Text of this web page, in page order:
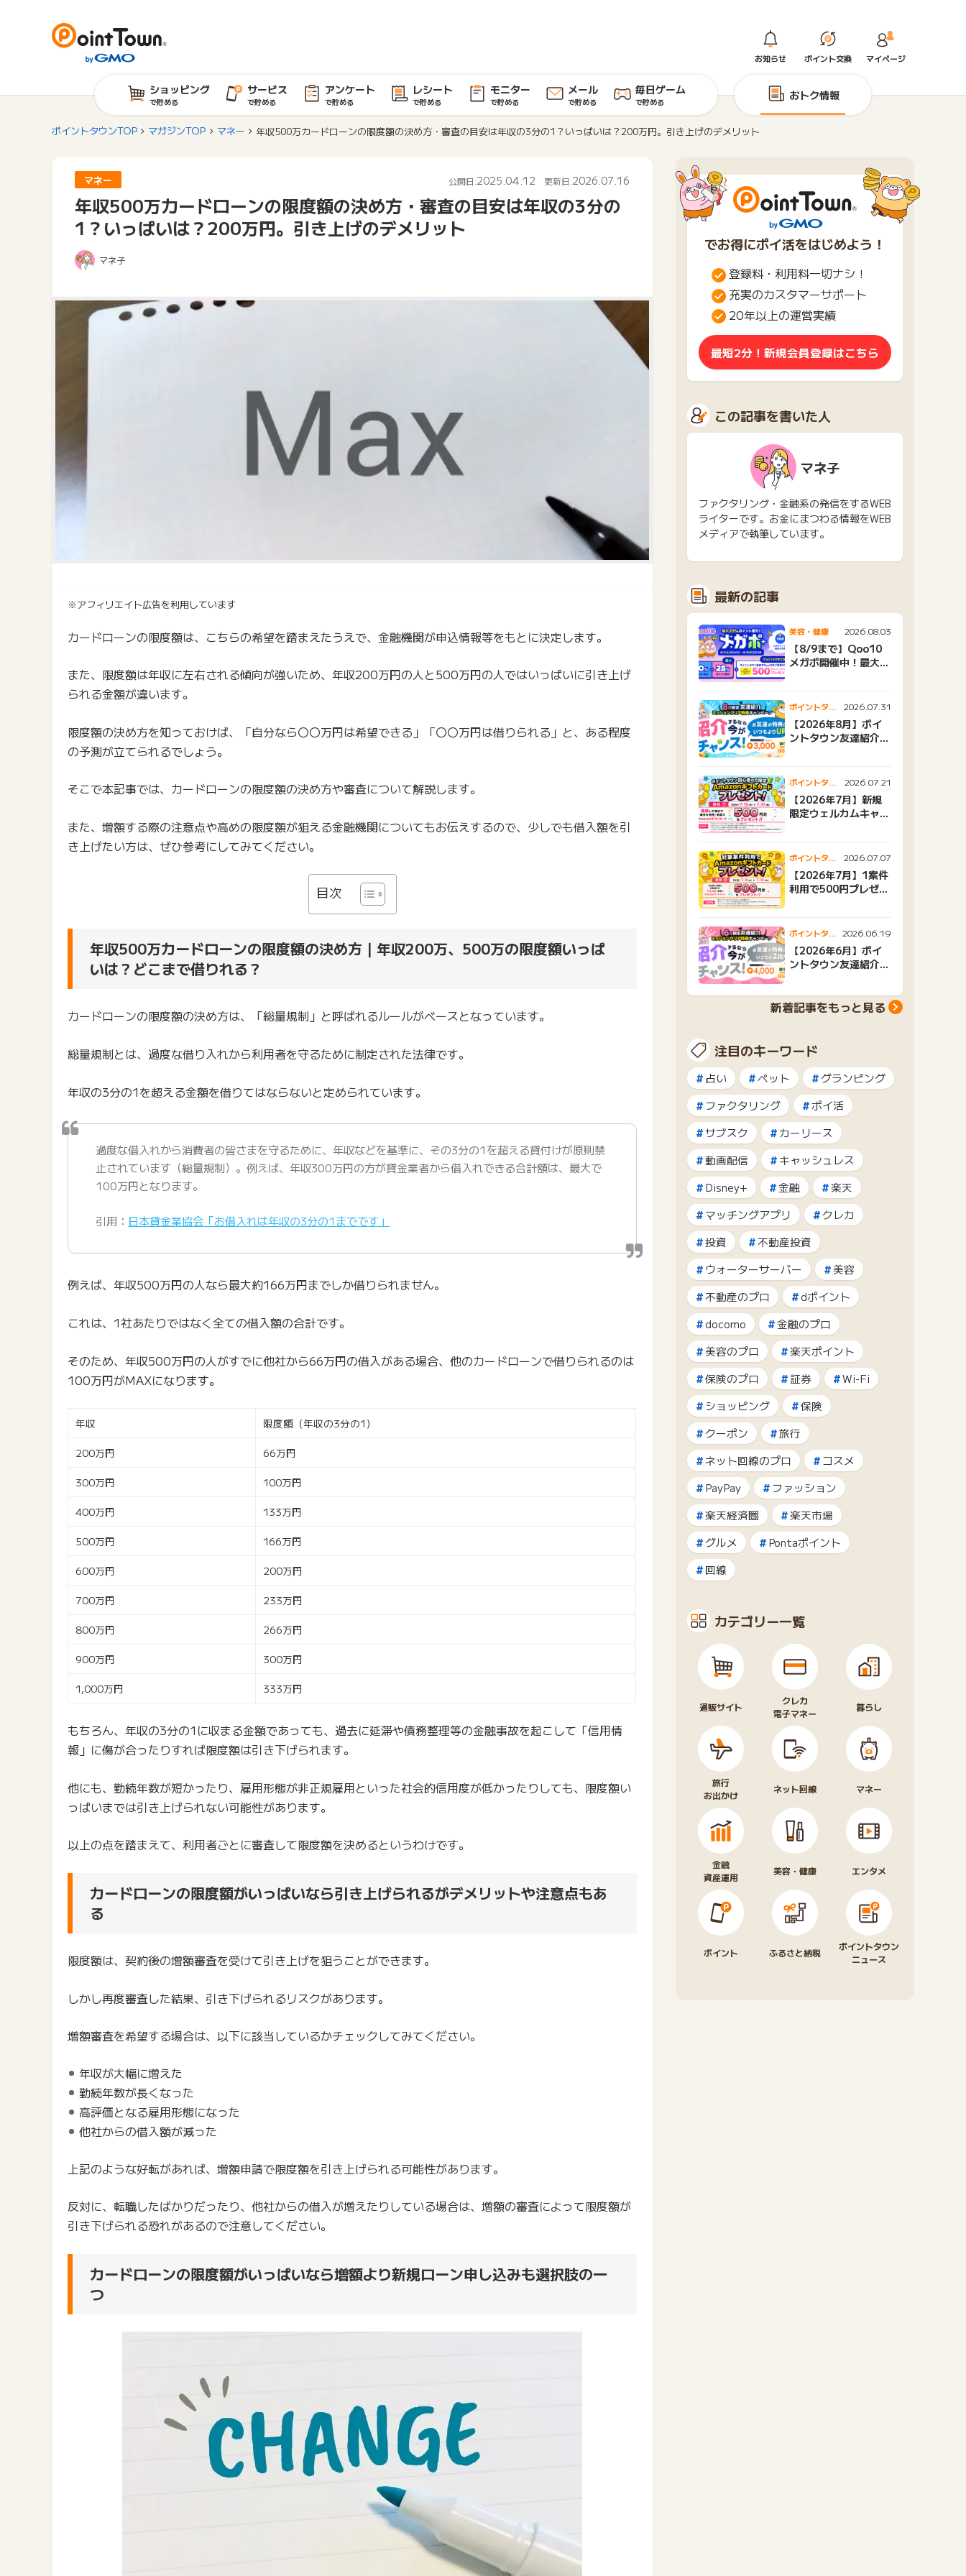
お知らせ ポイント交換 マイページ
ショッピング
で貯める
サービス
で貯める
アンケート
で貯める
レシート
で貯める
モニター
で貯める
メール
で貯める
毎日ゲーム
で貯める おトク情報
ポイントタウンTOP マガジンTOP マネー 年収500万カードローンの限度額の決め方・審査の目安は年収の3分の1？いっぱいは？200万円。引き上げのデメリット
マネー 公開日:2025.04.12 更新日:2026.07.16
年収500万カードローンの限度額の決め方・審査の目安は年収の3分の
1？いっぱいは？200万円。引き上げのデメリット
マネ子
※アフィリエイト広告を利用しています
カードローンの限度額は、こちらの希望を踏まえたうえで、金融機関が申込情報等をもとに決定します。
また、限度額は年収に左右される傾向が強いため、年収200万円の人と500万円の人ではいっぱいに引き上げ
られる金額が違います。
限度額の決め方を知っておけば、「自分なら〇〇万円は希望できる」「〇〇万円は借りられる」と、ある程度
の予測が立てられるでしょう。
そこで本記事では、カードローンの限度額の決め方や審査について解説します。
また、増額する際の注意点や高めの限度額が狙える金融機関についてもお伝えするので、少しでも借入額を引
き上げたい方は、ぜひ参考にしてみてください。
目次
年収500万カードローンの限度額の決め方｜年収200万、500万の限度額いっぱ
いは？どこまで借りれる？
カードローンの限度額の決め方は、「総量規制」と呼ばれるルールがベースとなっています。
総量規制とは、過度な借り入れから利用者を守るために制定された法律です。
年収の3分の1を超える金額を借りてはならないと定められています。
過度な借入れから消費者の皆さまを守るために、年収などを基準に、その3分の1を超える貸付けが原則禁
止されています（総量規制）。例えば、年収300万円の方が貸金業者から借入れできる合計額は、最大で
100万円となります。
引用： 日本貸金業協会「お借入れは年収の3分の1までです」
例えば、年収500万円の人なら最大約166万円までしか借りられません。
これは、1社あたりではなく全ての借入額の合計です。
そのため、年収500万円の人がすでに他社から66万円の借入がある場合、他のカードローンで借りられるのは
100万円がMAXになります。
年収 限度額（年収の3分の1）
200万円 66万円
300万円 100万円
400万円 133万円
500万円 166万円
600万円 200万円
700万円 233万円
800万円 266万円
900万円 300万円
1,000万円 333万円
もちろん、年収の3分の1に収まる金額であっても、過去に延滞や債務整理等の金融事故を起こして「信用情
報」に傷が合ったりすれば限度額は引き下げられます。
他にも、勤続年数が短かったり、雇用形態が非正規雇用といった社会的信用度が低かったりしても、限度額い
っぱいまでは引き上げられない可能性があります。
以上の点を踏まえて、利用者ごとに審査して限度額を決めるというわけです。
カードローンの限度額がいっぱいなら引き上げられるがデメリットや注意点もあ
る
限度額は、契約後の増額審査を受けて引き上げを狙うことができます。
しかし再度審査した結果、引き下げられるリスクがあります。
増額審査を希望する場合は、以下に該当しているかチェックしてみてください。
年収が大幅に増えた
勤続年数が長くなった
高評価となる雇用形態になった
他社からの借入額が減った
上記のような好転があれば、増額申請で限度額を引き上げられる可能性があります。
反対に、転職したばかりだったり、他社からの借入が増えたりしている場合は、増額の審査によって限度額が
引き下げられる恐れがあるので注意してください。
カードローンの限度額がいっぱいなら増額より新規ローン申し込みも選択肢の一
つ
でお得にポイ活をはじめよう！
登録料・利用料一切ナシ！
充実のカスタマーサポート
20年以上の運営実績
最短2分！新規会員登録はこちら
この記事を書いた人
マネ子
ファクタリング・金融系の発信をするWEB
ライターです。お金にまつわる情報をWEB
メディアで執筆しています。
最新の記事
美容・健康 2026.08.03
【8/9まで】Qoo10
メガポ開催中！最大
ポイントタウ
ンニュース
2026.07.31
【2026年8月】ポイ
ントタウン友達紹介キ
ポイントタウ
ンニュース
2026.07.21
【2026年7月】新規
限定ウェルカムキャン
ポイントタウ
ンニュース
2026.07.07
【2026年7月】1案件
利用で500円プレゼン
ポイントタウ
ンニュース
2026.06.19
【2026年6月】ポイ
ントタウン友達紹介キ
新着記事をもっと見る
注目のキーワード
占い ペット
グランピング
ファクタリング
ポイ活
サブスク
カーリース
動画配信
キャッシュレス
Disney+
金融
楽天
マッチングアプリ
クレカ
投資
不動産投資
ウォーターサーバー
美容
不動産のプロ
dポイント
docomo
金融のプロ
美容のプロ
楽天ポイント
保険のプロ
証券
Wi-Fi
ショッピング
保険
クーポン
旅行
ネット回線のプロ
コスメ
PayPay
ファッション
楽天経済圏
楽天市場
グルメ
Pontaポイント
回線
カテゴリー一覧
通販サイト
クレカ
電子マネー
暮らし
旅行
お出かけ
ネット回線 マネー
金融
資産運用
美容・健康 エンタメ
ポイント ふるさと納税
ポイントタウン
ニュース